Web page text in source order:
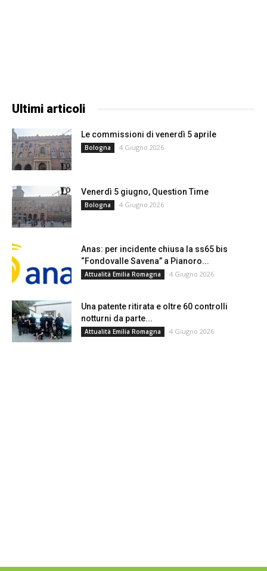
Ultimi articoli
Le commissioni di venerdì 5 aprile
Bologna 4 Giugno 2026
Venerdì 5 giugno, Question Time
Bologna 4 Giugno 2026
Anas: per incidente chiusa la ss65 bis
“Fondovalle Savena” a Pianoro...
Attualità Emilia Romagna 4 Giugno 2026
Una patente ritirata e oltre 60 controlli
notturni da parte...
Attualità Emilia Romagna 4 Giugno 2026